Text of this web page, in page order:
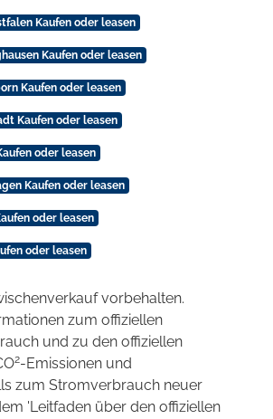
Kaufen oder leasen
Kaufen oder leasen
Kaufen oder leasen
Kaufen oder leasen
oder leasen
Kaufen oder leasen
oder leasen
oder leasen
vorbehalten.
zum offiziellen
und zu den offiziellen
2-Emissionen und
zum Stromverbrauch neuer
'Leitfaden über den offiziellen